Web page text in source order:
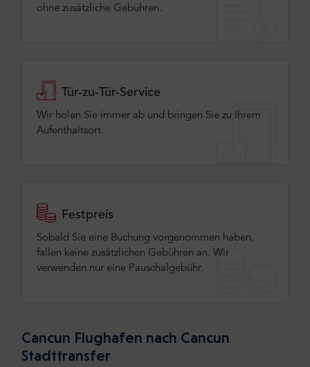
ohne zusätzliche Gebühren.
Tür-zu-Tür-Service
Wir holen Sie immer ab und bringen Sie zu Ihrem
Aufenthaltsort.
Festpreis
Sobald Sie eine Buchung vorgenommen haben,
fallen keine zusätzlichen Gebühren an. Wir
verwenden nur eine Pauschalgebühr.
Cancun Flughafen nach Cancun
Stadttransfer